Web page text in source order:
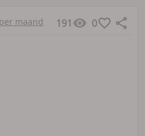
maand 191
0